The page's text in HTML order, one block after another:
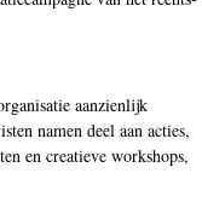
aanzienlijk
namen deel aan acties,
en creatieve workshops,